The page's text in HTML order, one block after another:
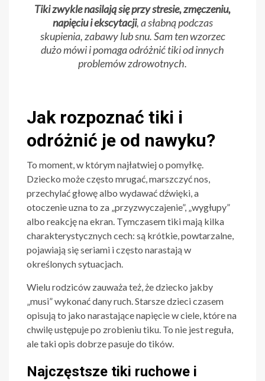
Tiki zwykle nasilają się przy stresie, zmęczeniu,
napięciu i ekscytacji, a słabną podczas
skupienia, zabawy lub snu. Sam ten wzorzec
dużo mówi i pomaga odróżnić tiki od innych
problemów zdrowotnych.
Jak rozpoznać tiki i
odróżnić je od nawyku?
To moment, w którym najłatwiej o pomyłkę.
Dziecko może często mrugać, marszczyć nos,
przechylać głowę albo wydawać dźwięki, a
otoczenie uzna to za „przyzwyczajenie”, „wygłupy”
albo reakcję na ekran. Tymczasem tiki mają kilka
charakterystycznych cech: są krótkie, powtarzalne,
pojawiają się seriami i często narastają w
określonych sytuacjach.
Wielu rodziców zauważa też, że dziecko jakby
„musi” wykonać dany ruch. Starsze dzieci czasem
opisują to jako narastające napięcie w ciele, które na
chwilę ustępuje po zrobieniu tiku. To nie jest reguła,
ale taki opis dobrze pasuje do tików.
Najczęstsze tiki ruchowe i